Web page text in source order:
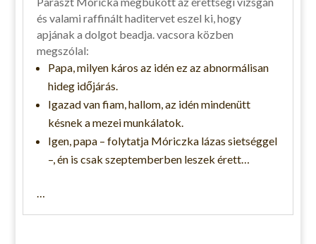
és valami raffinált haditervet eszel ki, hogy
apjának a dolgot beadja. vacsora közben
megszólal:
Papa, milyen káros az idén ez az abnormálisan
hideg időjárás.
Igazad van fiam, hallom, az idén mindenütt
késnek a mezei munkálatok.
Igen, papa – folytatja Móriczka lázas sietséggel
–, én is csak szeptemberben leszek érett…